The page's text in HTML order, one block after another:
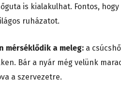
is kialakulhat. Fontos,
ruházatot.
mérséklődik a meleg: a
Bár a nyár még velünk
a szervezetre.